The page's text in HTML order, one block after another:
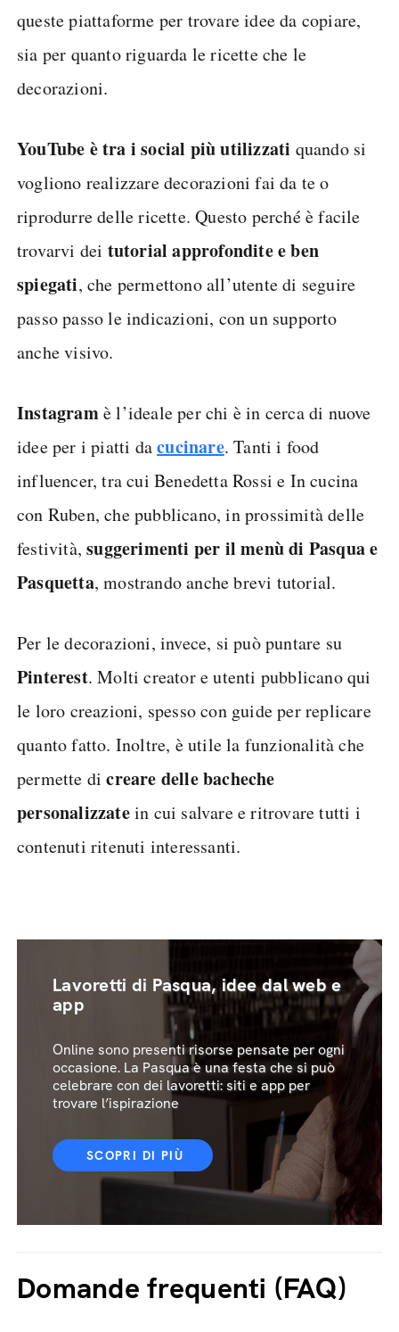
queste piattaforme per trovare idee da copiare,
sia per quanto riguarda le ricette che le
decorazioni.
YouTube è tra i social più utilizzati quando si
vogliono realizzare decorazioni fai da te o
riprodurre delle ricette. Questo perché è facile
trovarvi dei tutorial approfondite e ben
spiegati, che permettono all’utente di seguire
passo passo le indicazioni, con un supporto
anche visivo.
Instagramè l’ideale per chi è in cerca di nuove
idee per i piatti dacucinare. Tanti i food
influencer, tra cui Benedetta Rossi e In cucina
con Ruben, che pubblicano, in prossimità delle
festività,suggerimenti per il menù di Pasqua e
Pasquetta, mostrando anche brevi tutorial.
Per le decorazioni, invece, si può puntare su
Pinterest. Molti creator e utenti pubblicano qui
le loro creazioni, spesso con guide per replicare
quanto fatto. Inoltre, è utile la funzionalità che
permette dicreare delle bacheche
personalizzatein cui salvare e ritrovare tutti i
contenuti ritenuti interessanti.
Lavoretti di Pasqua, idee dal web e
app
Online sono presenti risorse pensate per ogni
occasione. La Pasqua è una festa che si può
celebrare con dei lavoretti: siti e app per
trovare l’ispirazione
SCOPRI DI PIÙ
Domande frequenti (FAQ)